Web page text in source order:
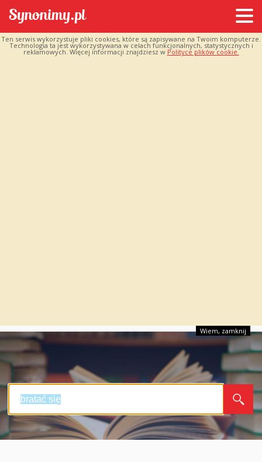
Ten serwis wykorzystuje pliki cookies, które są zapisywane na Twoim komputerze.
Technologia ta jest wykorzystywana w celach funkcjonalnych, statystycznych i
reklamowych. Więcej informacji znajdziesz w Polityce plików cookie.
Wiem, zamknij